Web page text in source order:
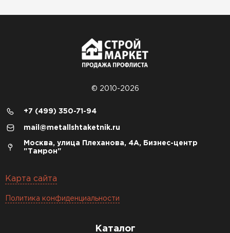
© 2010-2026
+7 (499) 350-71-94
mail@metallshtaketnik.ru
Москва, улица Плеханова, 4А, Бизнес-центр
"Тамрон"
Карта сайта
Политика конфиденциальности
Каталог